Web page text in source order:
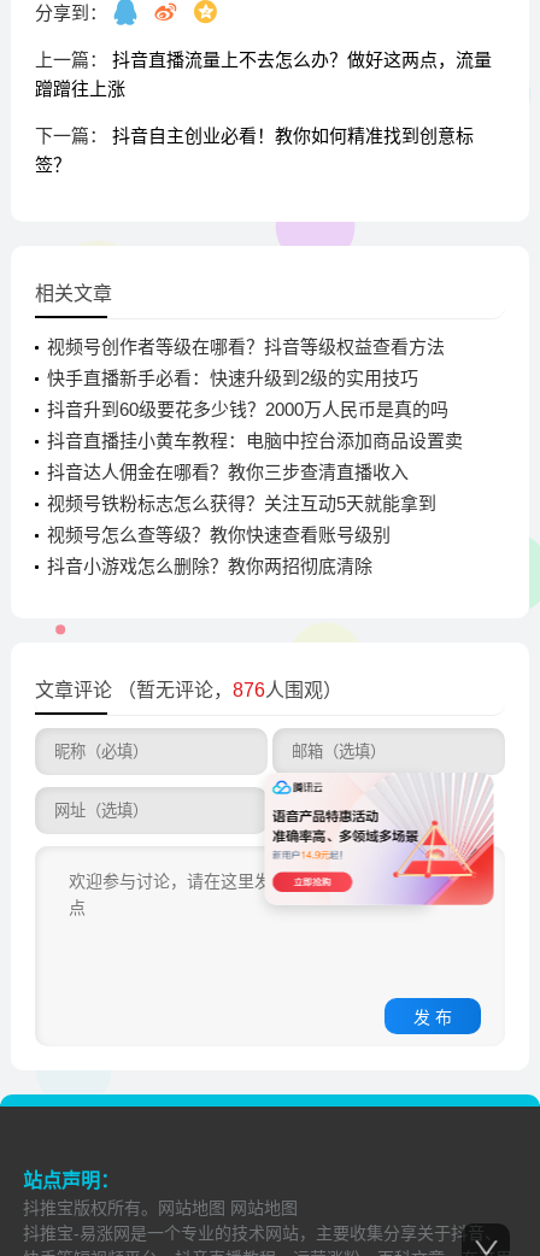
分享到：
上一篇： 抖音直播流量上不去怎么办？做好这两点，流量
蹭蹭往上涨
下一篇： 抖音自主创业必看！教你如何精准找到创意标
签？
相关文章
视频号创作者等级在哪看？抖音等级权益查看方法
快手直播新手必看：快速升级到2级的实用技巧
抖音升到60级要花多少钱？2000万人民币是真的吗
抖音直播挂小黄车教程：电脑中控台添加商品设置卖
点
抖音达人佣金在哪看？教你三步查清直播收入
视频号铁粉标志怎么获得？关注互动5天就能拿到
视频号怎么查等级？教你快速查看账号级别
抖音小游戏怎么删除？教你两招彻底清除
文章评论 （暂无评论， 876人围观）
发 布
站点声明：
抖推宝版权所有。 网站地图 网站地图
抖推宝-易涨网是一个专业的技术网站，主要收集分享关于抖音、